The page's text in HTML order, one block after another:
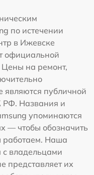
по истечении
в Ижевске
официальной
Цены на ремонт,
являются публичной
РФ. Названия и
упоминаются
— чтобы обозначить
работаем. Наша
владельцами
представляет их